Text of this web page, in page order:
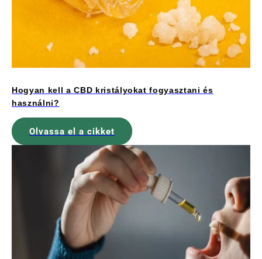
Hogyan kell a CBD kristályokat fogyasztani és
használni?
Olvassa el a cikket